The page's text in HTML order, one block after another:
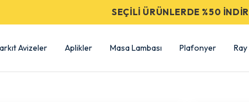
SEÇİLİ ÜRÜNLERDE %50
Avizeler Aplikler Masa Lambası Plafonyer